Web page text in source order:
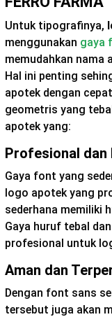
Untuk tipografinya,
menggunakan gaya
memudahkan nama
Hal ini penting
apotek dengan
geometris yang
apotek yang:
Profesional dan
Gaya font yang
logo apotek yang
sederhana memiliki
Gaya huruf tebal
profesional untuk
Aman dan
Dengan font sans
tersebut juga akan